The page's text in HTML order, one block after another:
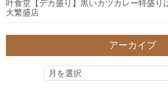
叶食堂【デカ盛り】黒いカツカレー特盛り
大繁盛店
アーカイブ